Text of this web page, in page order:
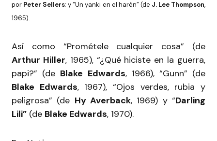
por Peter Sellers; y “Un yanki en el harén” (de J. Lee Thompson,
1965).
Así como “Prométele cualquier cosa” (de
Arthur Hiller, 1965), “¿Qué hiciste en la guerra,
papi?” (de Blake Edwards, 1966), “Gunn” (de
Blake Edwards, 1967), “Ojos verdes, rubia y
peligrosa” (de Hy Averback, 1969) y “Darling
Lili” (de Blake Edwards, 1970).